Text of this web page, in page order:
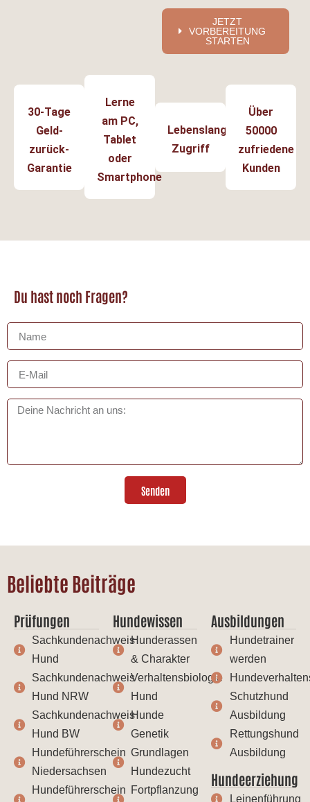
JETZT
VORBEREITUNG
STARTEN
30-Tage
Geld-
zurück-
Garantie
Lerne
am PC,
Tablet
oder
Smartphone
Lebenslanger
Zugriff
Über
50000
zufriedene
Kunden
Du hast noch Fragen?
Senden
Beliebte Beiträge
Prüfungen
Sachkundenachweis
Hund
Sachkundenachweis
Hund NRW
Sachkundenachweis
Hund BW
Hundeführerschein
Niedersachsen
Hundeführerschein
Hundewissen
Hunderassen
& Charakter
Verhaltensbiologie
Hund
Hunde
Genetik
Grundlagen
Hundezucht
Fortpflanzung
Ausbildungen
Hundetrainer
werden
Schutzhund
Ausbildung
Rettungshund
Ausbildung
Hundeerziehung
Leinenführung